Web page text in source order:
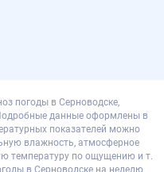
погоды в Серноводске,
данные оформлены в
показателей можно
влажность, атмосферное
температуру по ощущению и т.
в Серноводске на неделю